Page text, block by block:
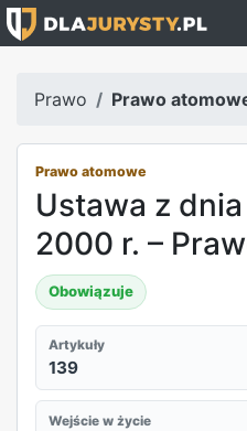
Prawo Prawo
Prawo atomowe
Ustawa z
2000 r. –
Obowiązuje
Artykuły
139
Wejście w życie